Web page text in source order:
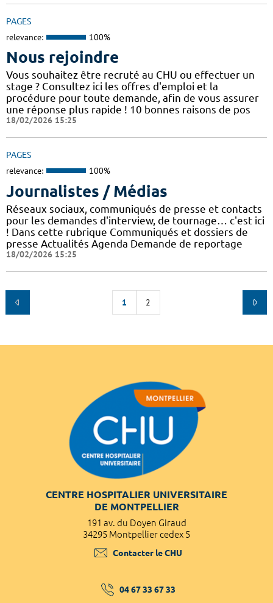
PAGES
relevance: 100%
Nous rejoindre
Vous souhaitez être recruté au CHU ou effectuer un
stage ? Consultez ici les offres d'emploi et la
procédure pour toute demande, afin de vous assurer
une réponse plus rapide ! 10 bonnes raisons de pos
18/02/2026 15:25
PAGES
relevance: 100%
Journalistes / Médias
Réseaux sociaux, communiqués de presse et contacts
pour les demandes d'interview, de tournage… c'est ici
! Dans cette rubrique Communiqués et dossiers de
presse Actualités Agenda Demande de reportage
18/02/2026 15:25
1 2
CENTRE HOSPITALIER UNIVERSITAIRE
DE MONTPELLIER
191 av. du Doyen Giraud
34295 Montpellier cedex 5
Contacter le CHU
04 67 33 67 33